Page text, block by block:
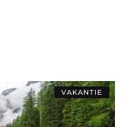
VAKANTIE